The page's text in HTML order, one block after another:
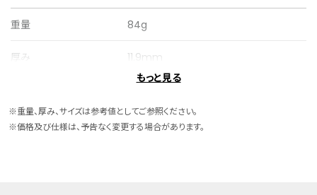
重量 84g
厚み 11.9mm
ケース素材 スーパーチタニウム
もっと見る
※重量、厚み、サイズは参考値としてご参照ください。
※価格及び仕様は、予告なく変更する場合があります。